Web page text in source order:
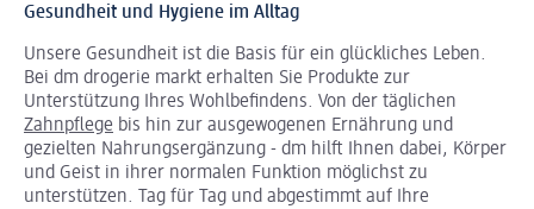
Gesundheit und Hygiene im Alltag
Unsere Gesundheit ist die Basis für ein glückliches Leben.
Bei dm drogerie markt erhalten Sie Produkte zur
Unterstützung Ihres Wohlbefindens. Von der täglichen
Zahnpflege bis hin zur ausgewogenen Ernährung und
gezielten Nahrungsergänzung - dm hilft Ihnen dabei, Körper
und Geist in ihrer normalen Funktion möglichst zu
unterstützen. Tag für Tag und abgestimmt auf Ihre